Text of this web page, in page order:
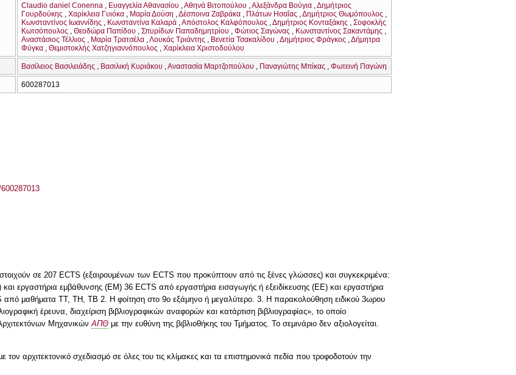
Claudio daniel Conenna Ευαγγελία Αθανασίου Αθηνά Βιτοπούλου Αλεξάνδρα Βούγια Δημήτριος
Γουρδούκης
Χαρίκλεια Γυιόκα Μαρία Δούση Δέσποινα Ζαβράκα Πλάτων Ησαΐας
Δημήτριος Θωμόπουλος
Κωνσταντίνος Ιωαννίδης
Κωνσταντίνα Καλαρά Απόστολος Καλφόπουλος Δημήτριος Κονταξάκης
Σοφοκλής
Κωτσόπουλος
Θεοδώρα Παπίδου Σπυρίδων Παπαδημητρίου Φώτιος Σαγώνας
Κωνσταντίνος Σακαντάμης
Αναστάσιος Τέλλιος
Μαρία Τρατσέλα Λουκάς Τριάντης Βενετία Τσακαλίδου Δημήτριος Φράγκος
Δήμητρα
Φύγκα
Θεμιστοκλής Χατζηγιαννόπουλος Χαρίκλεια Χριστοδούλου
Βασίλειος Βασιλειάδης Βασιλική Κυριάκου Αναστασία Μαρτζοπούλου Παναγιώτης Μπίκας Φωτεινή Παγώνη
600287013
σε 207 ECTS (εξαιρουμένων των ECTS που προκύπτουν από τις ξένες γλώσσες) και συγκεκριμένα:
εργαστήρια εμβάθυνσης (ΕΜ) 36 ECTS από εργαστήρια εισαγωγής ή εξειδίκευσης (ΕΕ) και εργαστήρια
από μαθήματα ΤΤ, ΤΗ, ΤΒ 2. Η φοίτηση στο 9ο εξάμηνο ή μεγαλύτερο. 3. Η παρακολούθηση ειδικού 3ωρου
έρευνα, διαχείριση βιβλιογραφικών αναφορών και κατάρτιση βιβλιογραφίας», το οποίο
ΜηχανικώνΑΠΘ με την ευθύνη της βιβλιοθήκης του Τμήματος. Το σεμινάριο δεν αξιολογείται.
αρχιτεκτονικό σχεδιασμό σε όλες του τις κλίμακες και τα επιστημονικά πεδία που τροφοδοτούν την